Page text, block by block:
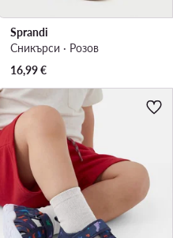
Sprandi
Сникърси · Розов
16,99€